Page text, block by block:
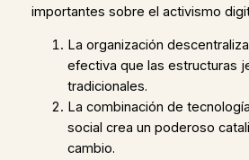
importantes sobre el activismo
La organización
efectiva que las estructuras
tradicionales.
La combinación de
social crea un poderoso
cambio.